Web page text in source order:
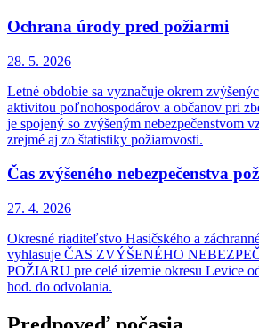
Ochrana úrody pred požiarmi
28. 5. 2026
Letné obdobie sa vyznačuje okrem
aktivitou poľnohospodárov a občanov pri
je spojený so zvýšeným nebezpečenstvom
zrejmé aj zo štatistiky požiarovosti.
Čas zvýšeného nebezpečenstva
27. 4. 2026
Okresné riaditeľstvo Hasičského a
vyhlasuje ČAS ZVÝŠENÉHO
POŽIARU pre celé územie okresu Levice
hod. do odvolania.